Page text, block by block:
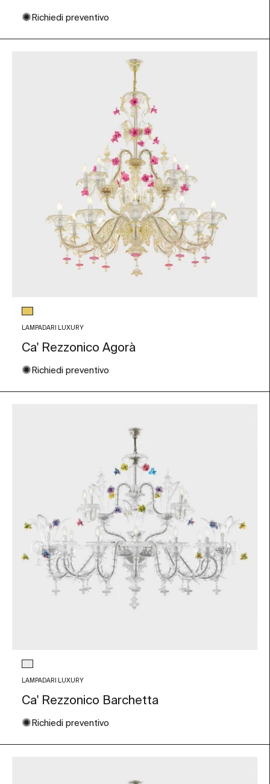
✺ Richiedi preventivo
Colore vetro
Foglia Oro
LAMPADARI LUXURY
Ca' Rezzonico Agorà
✺ Richiedi preventivo
Colore vetro
Trasparente
LAMPADARI LUXURY
Ca' Rezzonico Barchetta
✺ Richiedi preventivo